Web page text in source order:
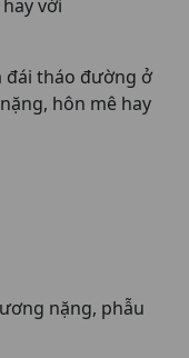
với
đái tháo đường ở
hôn mê hay
nặng, phẫu